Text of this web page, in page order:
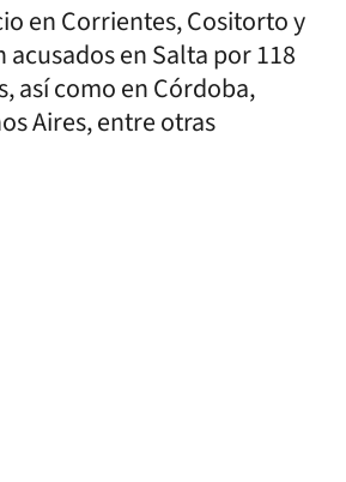
en Corrientes, Cositorto y
acusados en Salta por 118
así como en Córdoba,
Aires, entre otras